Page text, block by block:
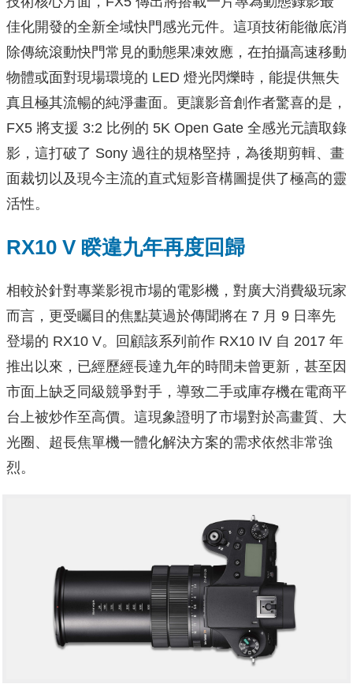
佳化開發的全新全域快門感光元件。這項技術能徹底消
除傳統滾動快門常見的動態果凍效應，在拍攝高速移動
物體或面對現場環境的 LED 燈光閃爍時，能提供無失
真且極其流暢的純淨畫面。更讓影音創作者驚喜的是，
FX5 將支援 3:2 比例的 5K Open Gate 全感光元讀取錄
影，這打破了 Sony 過往的規格堅持，為後期剪輯、畫
面裁切以及現今主流的直式短影音構圖提供了極高的靈
活性。
RX10 V 睽違九年再度回歸
相較於針對專業影視市場的電影機，對廣大消費級玩家
而言，更受矚目的焦點莫過於傳聞將在 7 月 9 日率先
登場的 RX10 V。回顧該系列前作 RX10 IV 自 2017 年
推出以來，已經歷經長達九年的時間未曾更新，甚至因
市面上缺乏同級競爭對手，導致二手或庫存機在電商平
台上被炒作至高價。這現象證明了市場對於高畫質、大
光圈、超長焦單機一體化解決方案的需求依然非常強
烈。